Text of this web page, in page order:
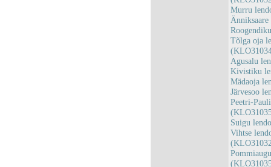
Murru
Tõlga oja
Agusalu
Kivistiku
Mädaoja
Järvesoo
Peetri-
Suigu
Vihtse